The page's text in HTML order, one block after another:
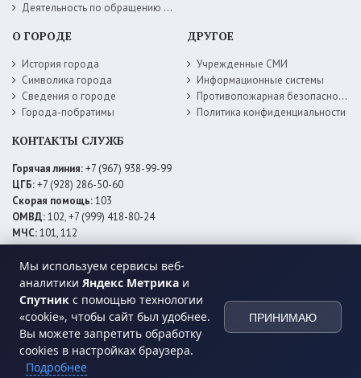
Мы используем сервисы веб-
аналитики Яндекс Метрика и
Спутник с помощью технологии
«cookie», чтобы сайт был удобнее.
Вы можете запретить обработку
cookies в настройках браузера.
Подробнее
ПРИНИМАЮ
Деятельность по обращению с животными без владельцев
О ГОРОДЕ
История города
Символика города
Сведения о городе
Города-побратимы
ДРУГОЕ
Учрежденные СМИ
Информационные системы
Противопожарная безопасность
Политика конфиденциальности
КОНТАКТЫ СЛУЖБ
Горячая линия:+7 (967) 938-99-99
ЦГБ:+7 (928) 286-50-60
Скорая помощь:103
ОМВД:102, +7 (999) 418-80-24
МЧС:101, 112
ЕДДС:+7 (928) 576-09-83
Электросети:+7 (800) 220-02-20
Даггаз:+7 (928) 980-64-04
Горводоснаб: +7 (928) 559-59-74
Теплоснаб: +7 (928) 873-27-09
МФЦ:+7 (938) 777-82-44
© 2026 Администрация